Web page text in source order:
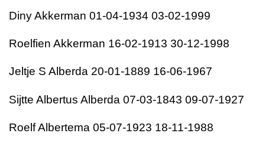
Diny Akkerman 01-04-1934 03-02-1999
Roelfien Akkerman 16-02-1913 30-12-1998
Jeltje S Alberda 20-01-1889 16-06-1967
Sijtte Albertus Alberda 07-03-1843 09-07-1927
Roelf Albertema 05-07-1923 18-11-1988